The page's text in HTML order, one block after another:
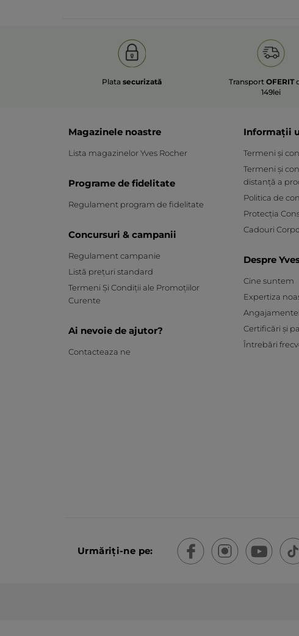
Plata securizată Transport OFERIT
149lei
Magazinele noastre
Lista magazinelor Yves Rocher
Programe de fidelitate
Regulament program de fidelitate
Concursuri & campanii
Regulament campanie
Listă prețuri standard
Termeni Și Condiții ale Promoțiilor
Curente
Ai nevoie de ajutor?
Contacteaza ne
Informații
Termeni și
Termeni și
distanță a
Politica de
Protecția
Cadouri
Despre
Cine suntem
Expertiza
Certificări și
Întrebări
Urmăriți-ne pe: